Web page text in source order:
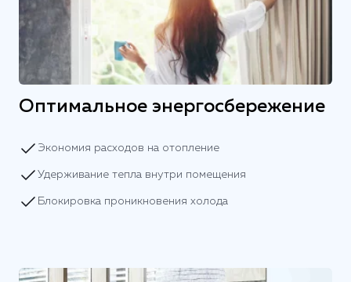
Оптимальное энергосбережение
Экономия расходов на отопление
Удерживание тепла внутри помещения
Блокировка проникновения холода